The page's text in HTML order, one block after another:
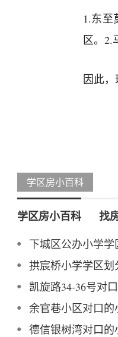
1.东至
区。2.
因此
学区房小百科
学区房小百科 找
下城区公办小学学
拱宸桥小学学区划
凯旋路34-36号对
余官巷小区对口的
德信银树湾对口的